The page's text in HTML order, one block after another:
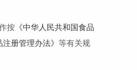
按《中华人民共和国食品
注册管理办法》 等有关规